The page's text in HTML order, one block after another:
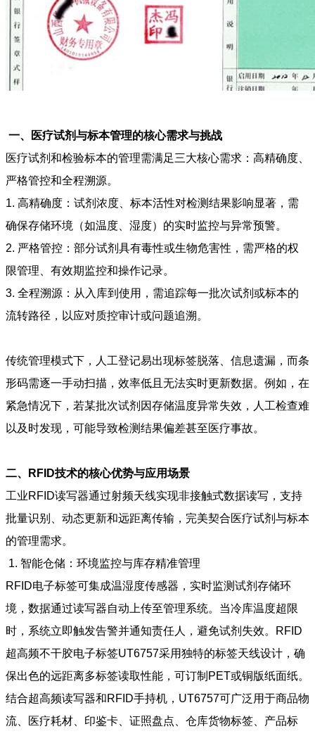
一、医疗试剂与标本管理的核心需求与挑战
医疗试剂和检验标本的管理需满足三大核心需求：高精确度、
严格管控和全程溯源。
1. 高精确度：试剂浓度、标本活性对检测结果影响显著，需
确保存储环境（如温度、湿度）的实时监控与异常预警。
2. 严格管控：部分试剂具有毒性或生物危害性，需严格的权
限管理、有效期监控和操作记录。
3. 全程溯源：从入库到使用，需追踪每一批次试剂或标本的
流转路径，以应对质控审计或问题追溯。
传统管理模式下，人工登记易出现标签脱落、信息遗漏，而条
形码需逐一手动扫描，效率低且无法实时更新数据。例如，在
紧急情况下，若某批次试剂因存储温度异常失效，人工检查难
以及时发现，可能导致检测结果偏差甚至医疗事故。
二、RFID技术的核心优势与应用场景
工业RFID读写器通过射频天线实现非接触式数据读写，支持
批量识别、动态更新和远距离传输，完美契合医疗试剂与标本
的管理需求。
1. 智能仓储：环境监控与库存精准管理
RFID电子标签可集成温湿度传感器，实时监测试剂存储环
境，数据通过读写器自动上传至管理系统。当冷库温度超限
时，系统立即触发告警并通知责任人，避免试剂失效。RFID
超高频不干胶电子标签UT6757采用独特的标签天线设计，确
保出色的远距离多标签读取性能，可订制PET或铜版纸面纸。
结合超高频读写器和RFID手持机，UT6757可广泛用于商品物
流、医疗耗材、印鉴卡、证照盘点、仓库货物标签、产品标